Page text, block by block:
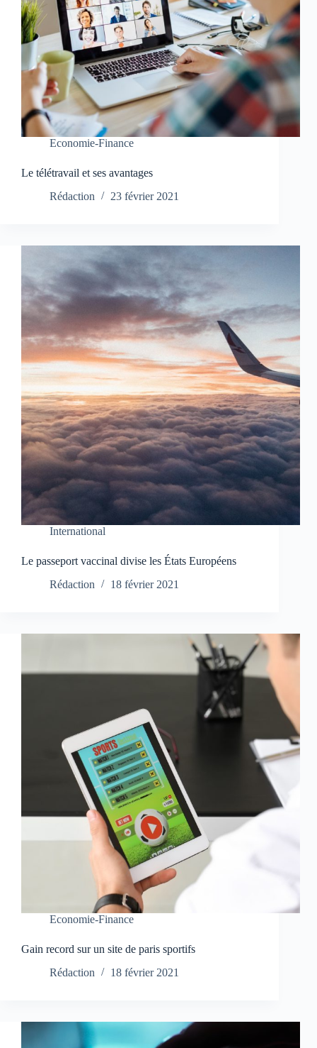
Economie-Finance
Le télétravail et ses avantages
Rédaction
23 février 2021
International
Le passeport vaccinal divise les États Européens
Rédaction
18 février 2021
Economie-Finance
Gain record sur un site de paris sportifs
Rédaction
18 février 2021